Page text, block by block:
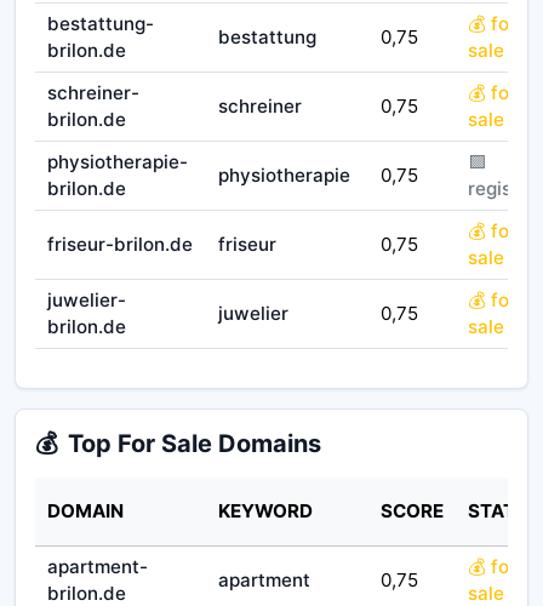
bestattung-
brilon.de
bestattung 0,75
💰 for
sale
schreiner-
brilon.de
schreiner 0,75
💰 for
sale
physiotherapie-
brilon.de
physiotherapie 0,75
🟪
friseur-brilon.de friseur 0,75
💰 for
sale
juwelier-
brilon.de
juwelier 0,75
💰 for
sale
💰 Top For Sale Domains
DOMAIN KEYWORD SCORE STATUS
apartment-
brilon.de
apartment 0,75
💰 for
sale